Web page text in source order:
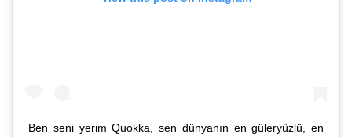
Ben seni yerim Quokka, sen dünyanın en güleryüzlü, en